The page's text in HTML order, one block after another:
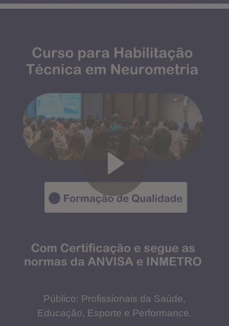
Público: Profissionais da Saúde,
Educação, Esporte e Performance.